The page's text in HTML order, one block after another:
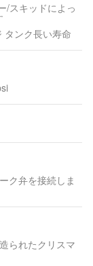
/スキッドによっ
タンク長い寿命
ク弁を接続しま
られたクリスマ